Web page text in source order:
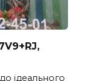
ідеального